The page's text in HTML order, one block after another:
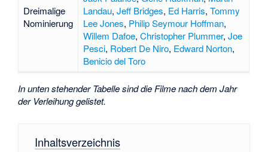
Dreimalige
Nominierung
Landau, Jeff Bridges, Ed Harris, Tommy
Lee Jones, Philip Seymour Hoffman,
Willem Dafoe, Christopher Plummer, Joe
Pesci, Robert De Niro, Edward Norton,
Benicio del Toro
In unten stehender Tabelle sind die Filme nach dem Jahr
der Verleihung gelistet.
Inhaltsverzeichnis